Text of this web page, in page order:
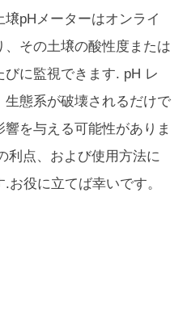
pHメーターはオンライ
その土壌の酸性度または
に監視できます. pH レ
態系が破壊されるだけで
を与える可能性がありま
利点、および使用方法に
役に立てば幸いです。